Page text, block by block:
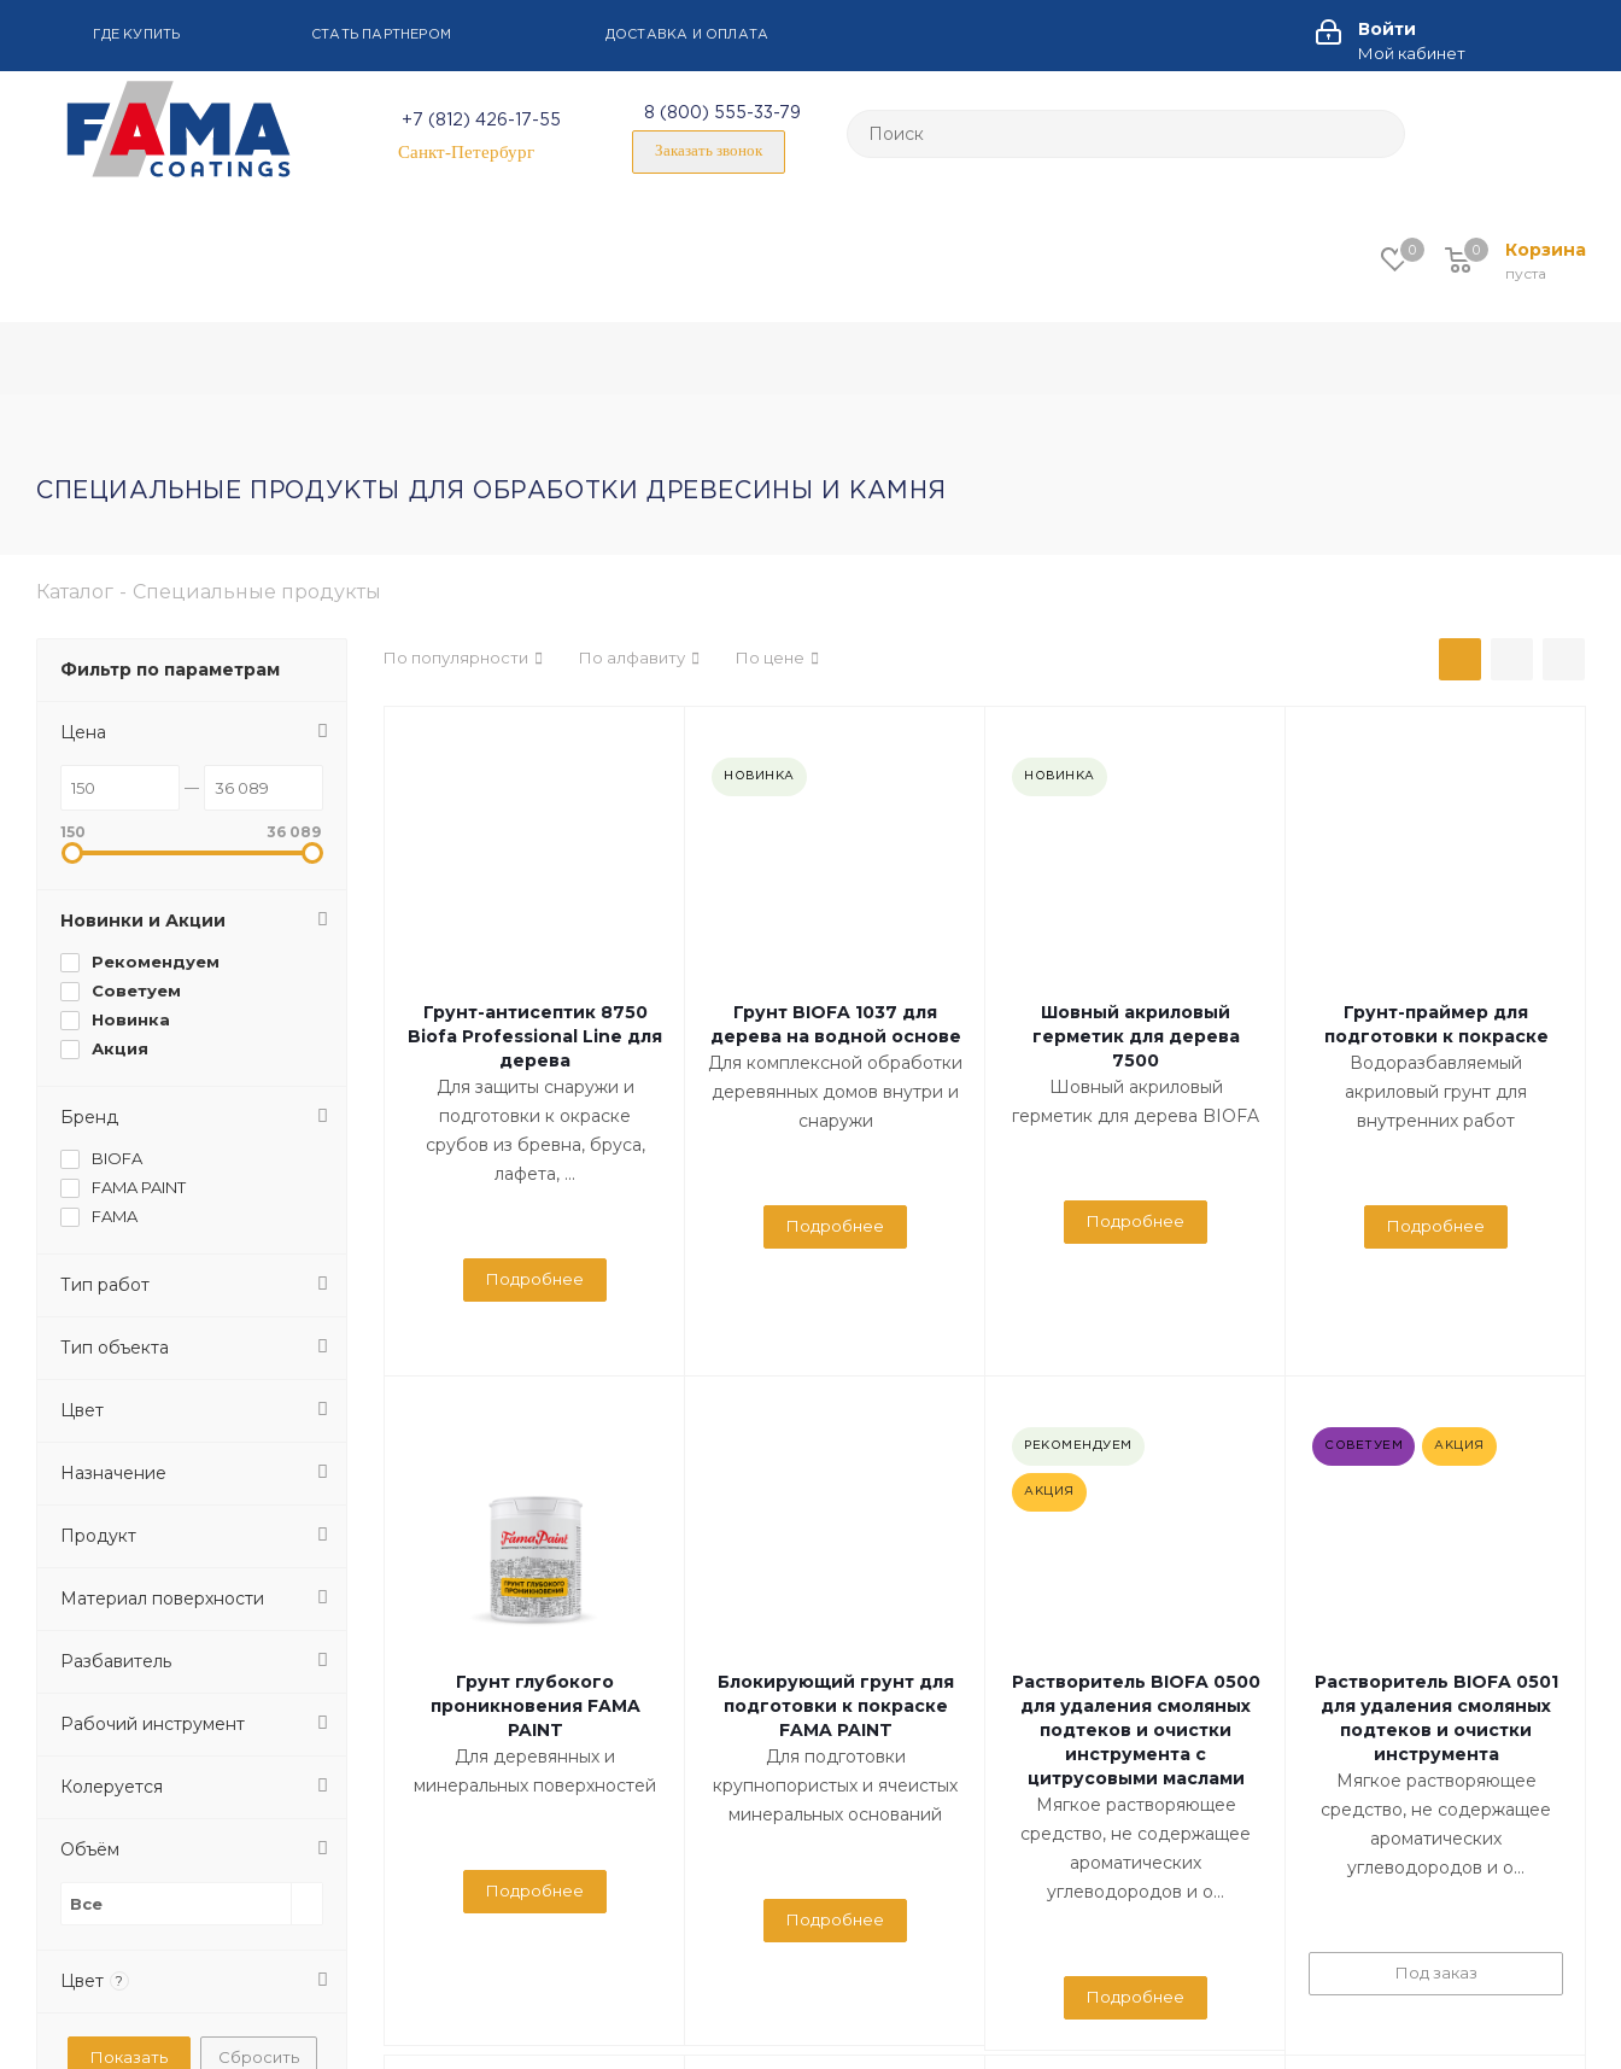
ГДЕ КУПИТЬ СТАТЬ ПАРТНЕРОМ ДОСТАВКА И ОПЛАТА Войти
Мой кабинет
+7 (812) 426-17-55
Санкт-Петербург
8 (800) 555-33-79
Заказать звонок
0 Корзина
пуста
0
СПЕЦИАЛЬНЫЕ ПРОДУКТЫ ДЛЯ ОБРАБОТКИ ДРЕВЕСИНЫ И КАМНЯ
Каталог - Специальные продукты
По популярности По алфавиту По цене
Грунт-антисептик 8750
Biofa Professional Line для
дерева
Для защиты снаружи и
подготовки к окраске
срубов из бревна, бруса,
лафета, ...
Подробнее
НОВИНКА
Грунт BIOFA 1037 для
дерева на водной основе
Для комплексной обработки
деревянных домов внутри и
снаружи
Подробнее
НОВИНКА
Шовный акриловый
герметик для дерева
7500
Шовный акриловый
герметик для дерева BIOFA
Подробнее
Грунт-праймер для
подготовки к покраске
Водоразбавляемый
акриловый грунт для
внутренних работ
Подробнее
Грунт глубокого
проникновения FAMA
PAINT
Для деревянных и
минеральных поверхностей
Подробнее
Блокирующий грунт для
подготовки к покраске
FAMA PAINT
Для подготовки
крупнопористых и ячеистых
минеральных оснований
Подробнее
РЕКОМЕНДУЕМ
АКЦИЯ
Растворитель BIOFA 0500
для удаления смоляных
подтеков и очистки
инструмента с
цитрусовыми маслами
Мягкое растворяющее
средство, не содержащее
ароматических
углеводородов и о...
Подробнее
СОВЕТУЕМ АКЦИЯ
Растворитель BIOFA 0501
для удаления смоляных
подтеков и очистки
инструмента
Мягкое растворяющее
средство, не содержащее
ароматических
углеводородов и о...
Под заказ
Фильтр по параметрам
Цена
150 36 089
Новинки и Акции
Рекомендуем
Советуем
Новинка
Акция
Бренд
BIOFA
FAMA PAINT
FAMA
Тип работ
Тип объекта
Цвет
Назначение
Продукт
Материал поверхности
Разбавитель
Рабочий инструмент
Колеруется
Объём
Все
Цвет ?
Сбросить